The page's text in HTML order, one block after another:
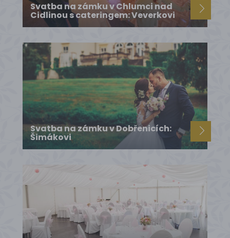
Svatba na zámku v Chlumci nad
Cidlinou s cateringem: Veverkovi
Svatba na zámku v Dobřenicích:
Šimákovi